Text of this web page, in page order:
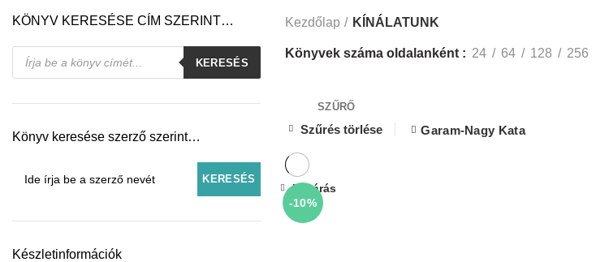
KÖNYV KERESÉSE CÍM SZERINT…
Products
search
KERESÉS
Könyv keresése szerző szerint…
Készletinformációk
Kezdőlap KÍNÁLATUNK
Könyvek száma oldalanként 24 64 128 256
SZŰRŐ
Szűrés törlése Garam-Nagy Kata
-10%
Bezárás